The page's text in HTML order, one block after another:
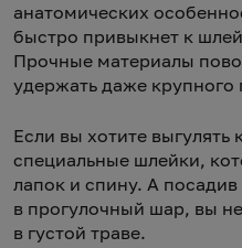
анатомических
быстро привыкнет к
Прочные материалы
удержать даже крупного
Если вы хотите
специальные шлейки,
лапок и спину. А
в прогулочный шар, вы
в густой траве.